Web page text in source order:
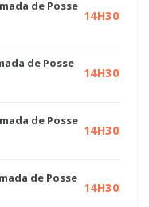
de Posse
14H30
de Posse
14H30
de Posse
14H30
de Posse
14H30